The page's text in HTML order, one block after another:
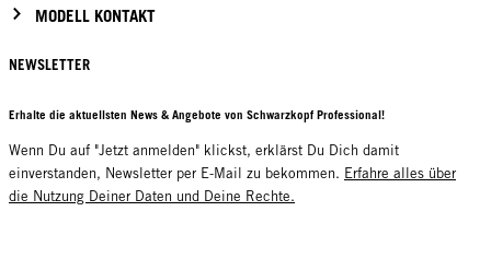
MODELL KONTAKT
NEWSLETTER
Erhalte die aktuellsten News & Angebote von Schwarzkopf Professional!
Wenn Du auf "Jetzt anmelden" klickst, erklärst Du Dich damit
einverstanden, Newsletter per E-Mail zu bekommen. Erfahre alles über
die Nutzung Deiner Daten und Deine Rechte.